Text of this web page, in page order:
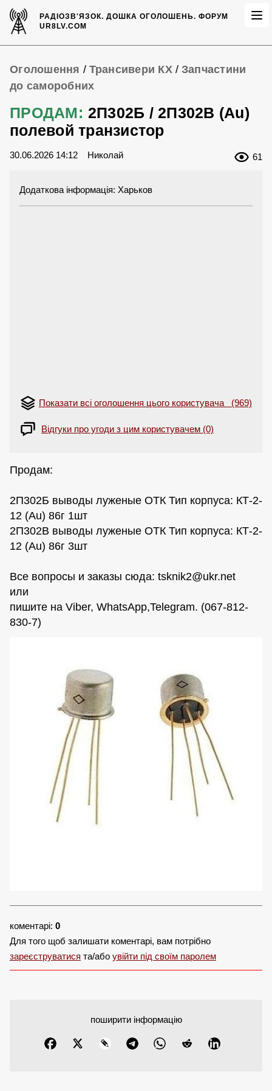
РАДІОЗВ'ЯЗОК.ДОШКА ОГОЛОШЕНЬ. ФОРУМ
UR8LV.COM
Оголошення / Трансивери КХ/ Запчастини
до саморобних
ПРОДАМ: 2П302Б / 2П302В (Au)
полевой транзистор
30.06.2026 14:12 Николай 61
Додаткова інформація: Харьков
Показати всі оголошення цього користувача (969)
Відгуки про угоди з цим користувачем (0)
Продам:
2П302Б выводы луженые ОТК Тип корпуса: КТ-2-
12 (Au) 86г 1шт
2П302В выводы луженые ОТК Тип корпуса: КТ-2-
12 (Au) 86г 3шт
Все вопросы и заказы сюда: tsknik2@ukr.net
или
пишите на Viber, WhatsАpp,Telegram. (067-812-
830-7)
коментарі: 0
Для того щоб залишати коментарі, вам потрібно
зареєструватися та/або увійти під своїм паролем
поширити інформацію